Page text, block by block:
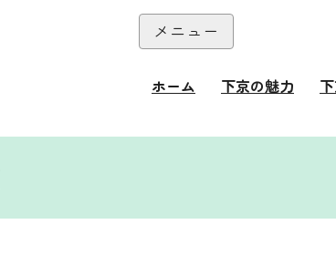
本文へ
メニュー
ホーム 下京の魅力